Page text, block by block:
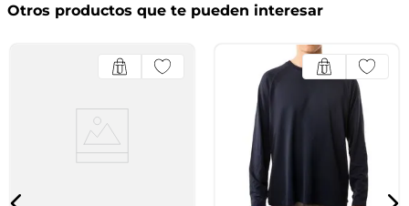
Otros productos que te pueden interesar